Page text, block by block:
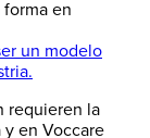
en
un modelo
requieren la
en Voccare